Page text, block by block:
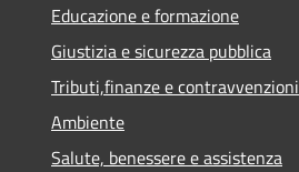
Educazione e formazione
Giustizia e sicurezza pubblica
Tributi,finanze e contravvenzioni
Ambiente
Salute, benessere e assistenza